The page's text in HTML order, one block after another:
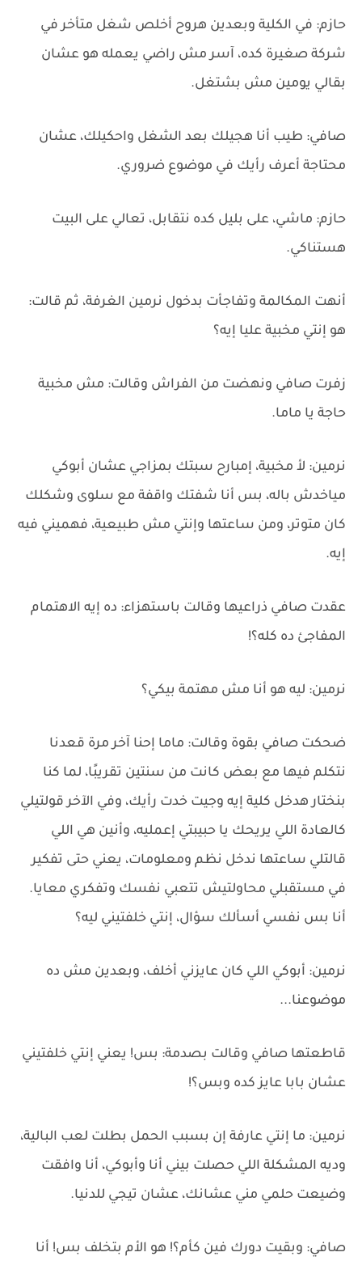
حازم: في الكلية وبعدين هروح أخلص شغل متأخر في
شركة صغيرة كده، آسر مش راضي يعمله هو عشان
بقالي يومين مش بشتغل.
صافي: طيب أنا هجيلك بعد الشغل واحكيلك، عشان
محتاجة أعرف رأيك في موضوع ضروري.
حازم: ماشي، على بليل كده نتقابل، تعالي على البيت
هستناكي.
أنهت المكالمة وتفاجأت بدخول نرمين الغرفة، ثم قالت:
هو إنتي مخبية عليا إيه؟
زفرت صافي ونهضت من الفراش وقالت: مش مخبية
حاجة يا ماما.
نرمين: لأ مخبية، إمبارح سبتك بمزاجي عشان أبوكي
مياخدش باله، بس أنا شفتك واقفة مع سلوى وشكلك
كان متوتر، ومن ساعتها وإنتي مش طبيعية، فهميني فيه
إيه.
عقدت صافي ذراعيها وقالت باستهزاء: ده إيه الاهتمام
المفاجئ ده كله؟!
نرمين: ليه هو أنا مش مهتمة بيكي؟
ضحكت صافي بقوة وقالت: ماما إحنا آخر مرة قعدنا
نتكلم فيها مع بعض كانت من سنتين تقريبًا، لما كنا
بنختار هدخل كلية إيه وجيت خدت رأيك، وفي الآخر قولتيلي
كالعادة اللي يريحك يا حبيبتي إعمليه، وأنين هي اللي
قالتلي ساعتها ندخل نظم ومعلومات، يعني حتى تفكير
في مستقبلي محاولتيش تتعبي نفسك وتفكري معايا.
أنا بس نفسي أسألك سؤال، إنتي خلفتيني ليه؟
نرمين: أبوكي اللي كان عايزني أخلف، وبعدين مش ده
موضوعنا...
قاطعتها صافي وقالت بصدمة: بس! يعني إنتي خلفتيني
عشان بابا عايز كده وبس؟!
نرمين: ما إنتي عارفة إن بسبب الحمل بطلت لعب البالية،
وديه المشكلة اللي حصلت بيني أنا وأبوكي، أنا وافقت
وضيعت حلمي مني عشانك، عشان تيجي للدنيا.
صافي: وبقيت دورك فين كأم؟! هو الأم بتخلف بس! أنا